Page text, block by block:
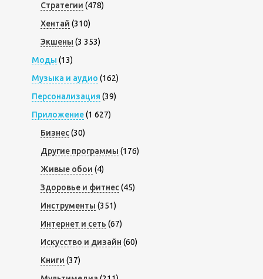
Стратегии (478)
Хентай (310)
Экшены (3 353)
Моды (13)
Музыка и аудио (162)
Персонализация (39)
Приложение(1 627)
Бизнес(30)
Другие программы (176)
Живые обои (4)
Здоровье и фитнес(45)
Инструменты (351)
Интернет и сеть (67)
Искусство и дизайн (60)
Книги (37)